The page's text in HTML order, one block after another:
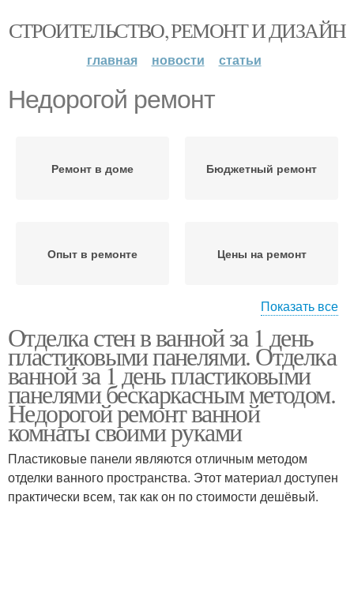
СТРОИТЕЛЬСТВО, РЕМОНТ И ДИЗАЙН
главная новости статьи
Недорогой ремонт
Ремонт в доме Бюджетный ремонт
Опыт в ремонте Цены на ремонт
Решения для ремонта Внутренний ремонт
Ремонт в частном доме Ремонт в квартире
Показать все
Отделка стен в ванной за 1 день
пластиковыми панелями. Отделка
ванной за 1 день пластиковыми
панелями бескаркасным методом.
Недорогой ремонт ванной
комнаты своими руками
Пластиковые панели являются отличным методом
отделки ванного пространства. Этот материал доступен
практически всем, так как он по стоимости дешёвый.